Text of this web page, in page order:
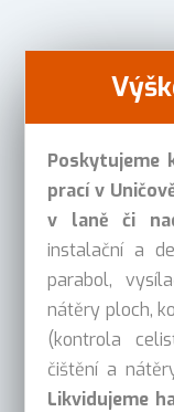
Poskytujeme
prací v
v laně či
instalační a
parabol,
nátěry ploch,
(kontrola
čištění a
Likvidujeme